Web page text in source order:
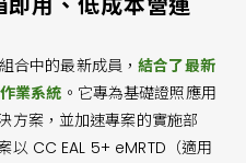
合中的最新成員，結合了最新
業系統 。它專為基礎證照應用
方案，並加速專案的實施部
以 CC EAL 5+ eMRTD（適用